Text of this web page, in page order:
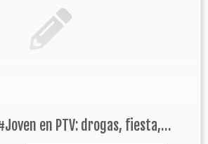
en PTV: drogas, fiesta,…